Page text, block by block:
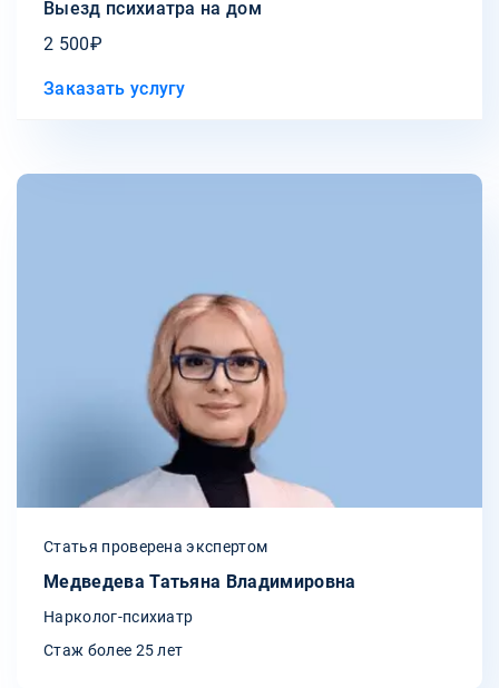
Выезд психиатра на дом
2 500₽
Заказать услугу
Статья проверена экспертом
Медведева Татьяна Владимировна
Нарколог-психиатр
Стаж более 25 лет